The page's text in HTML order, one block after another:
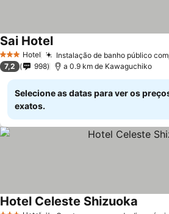
3 EstrelasHotel Instalação de banho público
Sai Hotel
7,2 998 a 0.9 km de Kawaguchiko
Selecione as datas para ver os
exatos.
Hotel Celeste Shizuoka